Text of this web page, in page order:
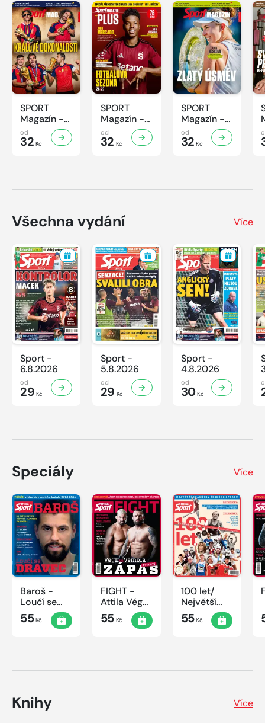
SPORT
Magazín -
31/2026
od
32 Kč
SPORT
Magazín -
30/2026
od
32 Kč
SPORT
Magazín -
29/2026
od
32 Kč
Všechna vydání Více
Sport -
6.8.2026
od
29 Kč
Sport -
5.8.2026
od
29 Kč
Sport -
4.8.2026
od
30Kč
Speciály Více
Baroš -
Loučí se
dravec
55Kč
FIGHT -
Attila Végh
vs. Karlos
Vémola
55Kč
100 let/
Největší
okamžiky
českého
55Kč
Knihy Více